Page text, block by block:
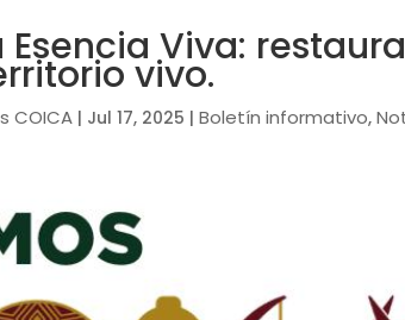
Esencia Viva:
vivo.
COICA | Jul 17, 2025 |Boletín informativo,